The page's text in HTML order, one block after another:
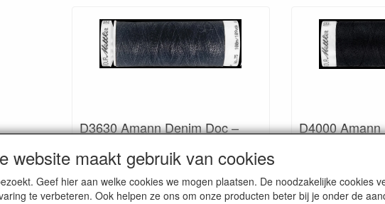
website maakt gebruik van cookies
Geef hier aan welke cookies we mogen plaatsen. De noodzakelijke cookies
te verbeteren. Ook helpen ze ons om onze producten beter bij je onder de
D3630 Amann Denim Doc –
Jeans Naaigaren
Slijtvast en duurzaam Dikte 75 ( =
Rasant 75 ) 100 Meter per klosje
€ 2.99
D4000
Jeans